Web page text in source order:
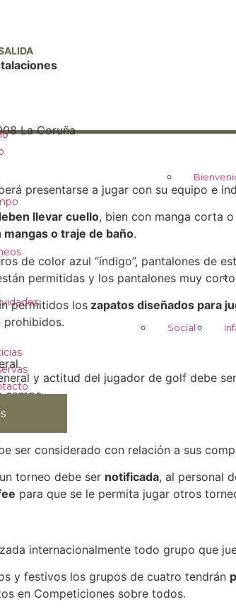
La Coruña
Social
presentarse a jugar con su equipo e
llevar cuello, bien con manga corta
o traje de baño.
de color azul “índigo”, pantalones de
permitidas y los pantalones muy
permitidos los zapatos diseñados para
prohibidos.
y actitud del jugador de golf debe ser
campo.
ser considerado con relación a sus
torneo debe ser notificada, al personal
para que se le permita jugar otros
internacionalmente todo grupo que
y festivos los grupos de cuatro tendrán
en Competiciones sobre todos.